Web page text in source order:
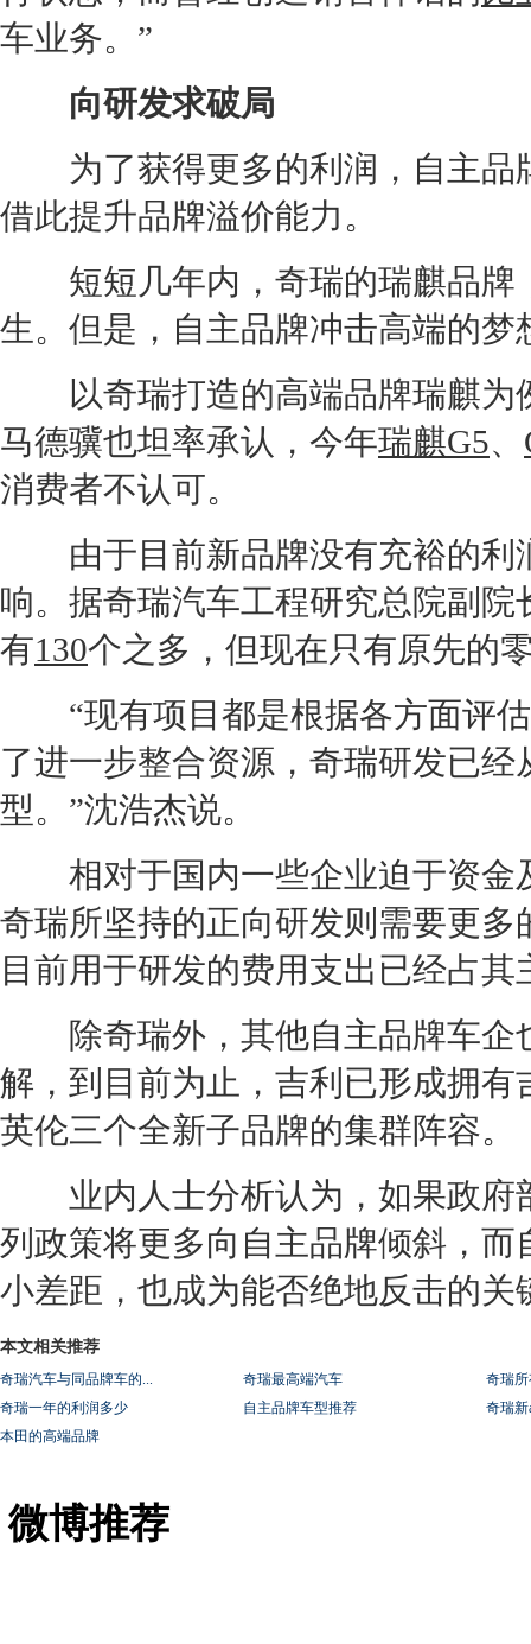
车业务。”
向研发求破局
为了获得更多的利润，自主品
借此提升品牌溢价能力。
短短几年内， 奇瑞的瑞麒品牌
生。但是，自主品牌冲击高端的
以奇瑞打造的高端品牌瑞麒为
马德骥也坦率承认，今年瑞麒G5、
消费者不认可。
由于目前新品牌没有充裕的利
响。据奇瑞汽车工程研究总院副院
有130个之多，但现在只有原先的
“现有项目都是根据各方面评估
了进一步整合资源， 奇瑞研发已经
型。”沈浩杰说。
相对于国内一些企业迫于资金
奇瑞所坚持的正向研发则需要更多
目前用于研发的费用支出已经占
除奇瑞外，其他自主品牌车企
解，到目前为止， 吉利 已形成拥有
英伦三个全新子品牌的集群阵容。
业内人士分析认为，如果政府
列政策将更多向自主品牌倾斜，
小差距，也成为能否绝地反击的关
本文相关推荐
奇瑞汽车与同品牌车的... 奇瑞最高端汽车
奇瑞
奇瑞一年的利润多少
自主品牌车型推荐
奇瑞新
本田的高端品牌
微博推荐